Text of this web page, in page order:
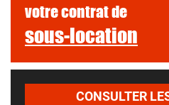
votre contrat de
sous-location
CONSULTER